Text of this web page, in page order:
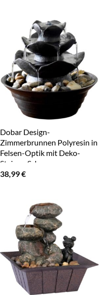
Dobar Design-
Zimmerbrunnen Polyresin in
Felsen-Optik mit Deko-
Steinen Schwarz
38,99€